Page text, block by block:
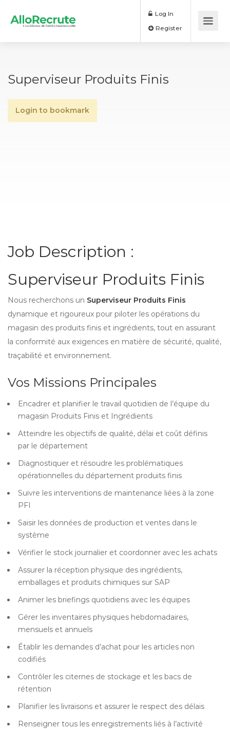
Log In
Superviseur Produits Finis
Login to bookmark
Job Description :
Superviseur Produits Finis
Nous recherchons un Superviseur Produits Finis
dynamique et rigoureux pour piloter les opérations du
magasin des produits finis et ingrédients, tout en assurant
la conformité aux exigences en matière de sécurité, qualité,
traçabilité et environnement.
Vos Missions Principales
Encadrer et planifier le travail quotidien de l’équipe du
magasin Produits Finis et Ingrédients
Atteindre les objectifs de qualité, délai et coût définis
par le département
Diagnostiquer et résoudre les problématiques
opérationnelles du département produits finis
Suivre les interventions de maintenance liées à la zone
PFI
Saisir les données de production et ventes dans le
système
Vérifier le stock journalier et coordonner avec les achats
Assurer la réception physique des ingrédients,
emballages et produits chimiques sur SAP
Animer les briefings quotidiens avec les équipes
Gérer les inventaires physiques hebdomadaires,
mensuels et annuels
Établir les demandes d’achat pour les articles non
codifiés
Contrôler les citernes de stockage et les bacs de
rétention
Planifier les livraisons et assurer le respect des délais
Renseigner tous les enregistrements liés à l’activité